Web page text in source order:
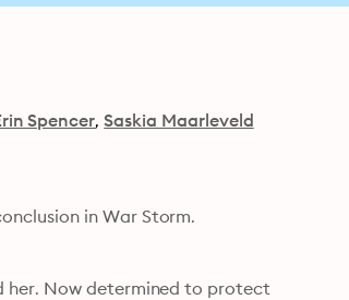
Spencer Saskia Maarleveld
in War Storm.
her. Now determined to protect